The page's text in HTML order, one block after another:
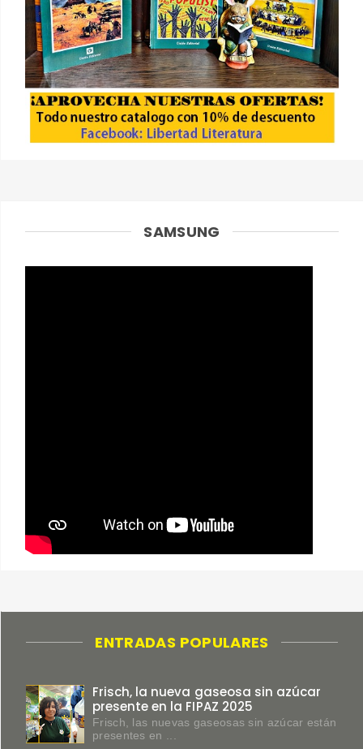
SAMSUNG
ENTRADAS POPULARES
Frisch, la nueva gaseosa sin azúcar
presente en la FIPAZ 2025
Frisch, las nuevas gaseosas sin azúcar están
presentes en ...